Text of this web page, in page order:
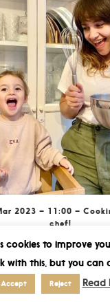
2023 – 11:00 –
chef!
€ 8,50
cookies to improve
with this, but you can
Accept Reject Read